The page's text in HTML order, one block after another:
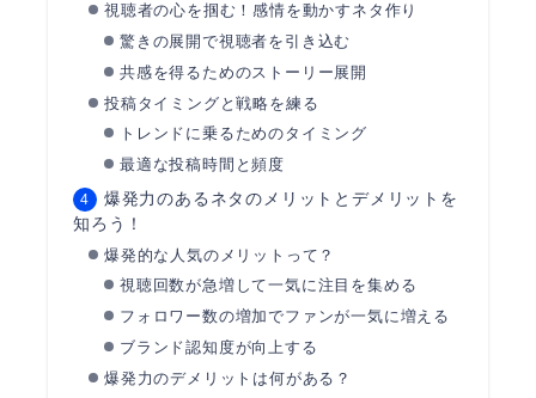
視聴者の心を掴む！感情を動かすネタ作り
驚きの展開で視聴者を引き込む
共感を得るためのストーリー展開
投稿タイミングと戦略を練る
トレンドに乗るためのタイミング
最適な投稿時間と頻度
爆発力のあるネタのメリットとデメリットを
知ろう！
爆発的な人気のメリットって？
視聴回数が急増して一気に注目を集める
フォロワー数の増加でファンが一気に増える
ブランド認知度が向上する
爆発力のデメリットは何がある？